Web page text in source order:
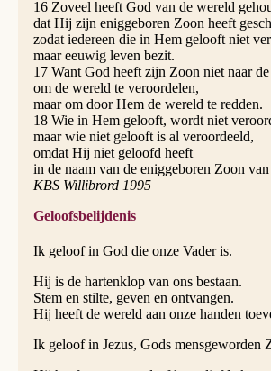
16 Zoveel heeft God van de wereld
dat Hij zijn eniggeboren Zoon heeft
zodat iedereen die in Hem gelooft niet
maar eeuwig leven bezit.
17 Want God heeft zijn Zoon niet naar
om de wereld te veroordelen,
maar om door Hem de wereld te redden.
18 Wie in Hem gelooft, wordt niet
maar wie niet gelooft is al veroordeeld,
omdat Hij niet geloofd heeft
in de naam van de eniggeboren Zoon
KBS Willibrord 1995
Geloofsbelijdenis
Ik geloof in God die onze Vader is.
Hij is de hartenklop van ons bestaan.
Stem en stilte, geven en ontvangen.
Hij heeft de wereld aan onze handen
Ik geloof in Jezus, Gods mensgeworden